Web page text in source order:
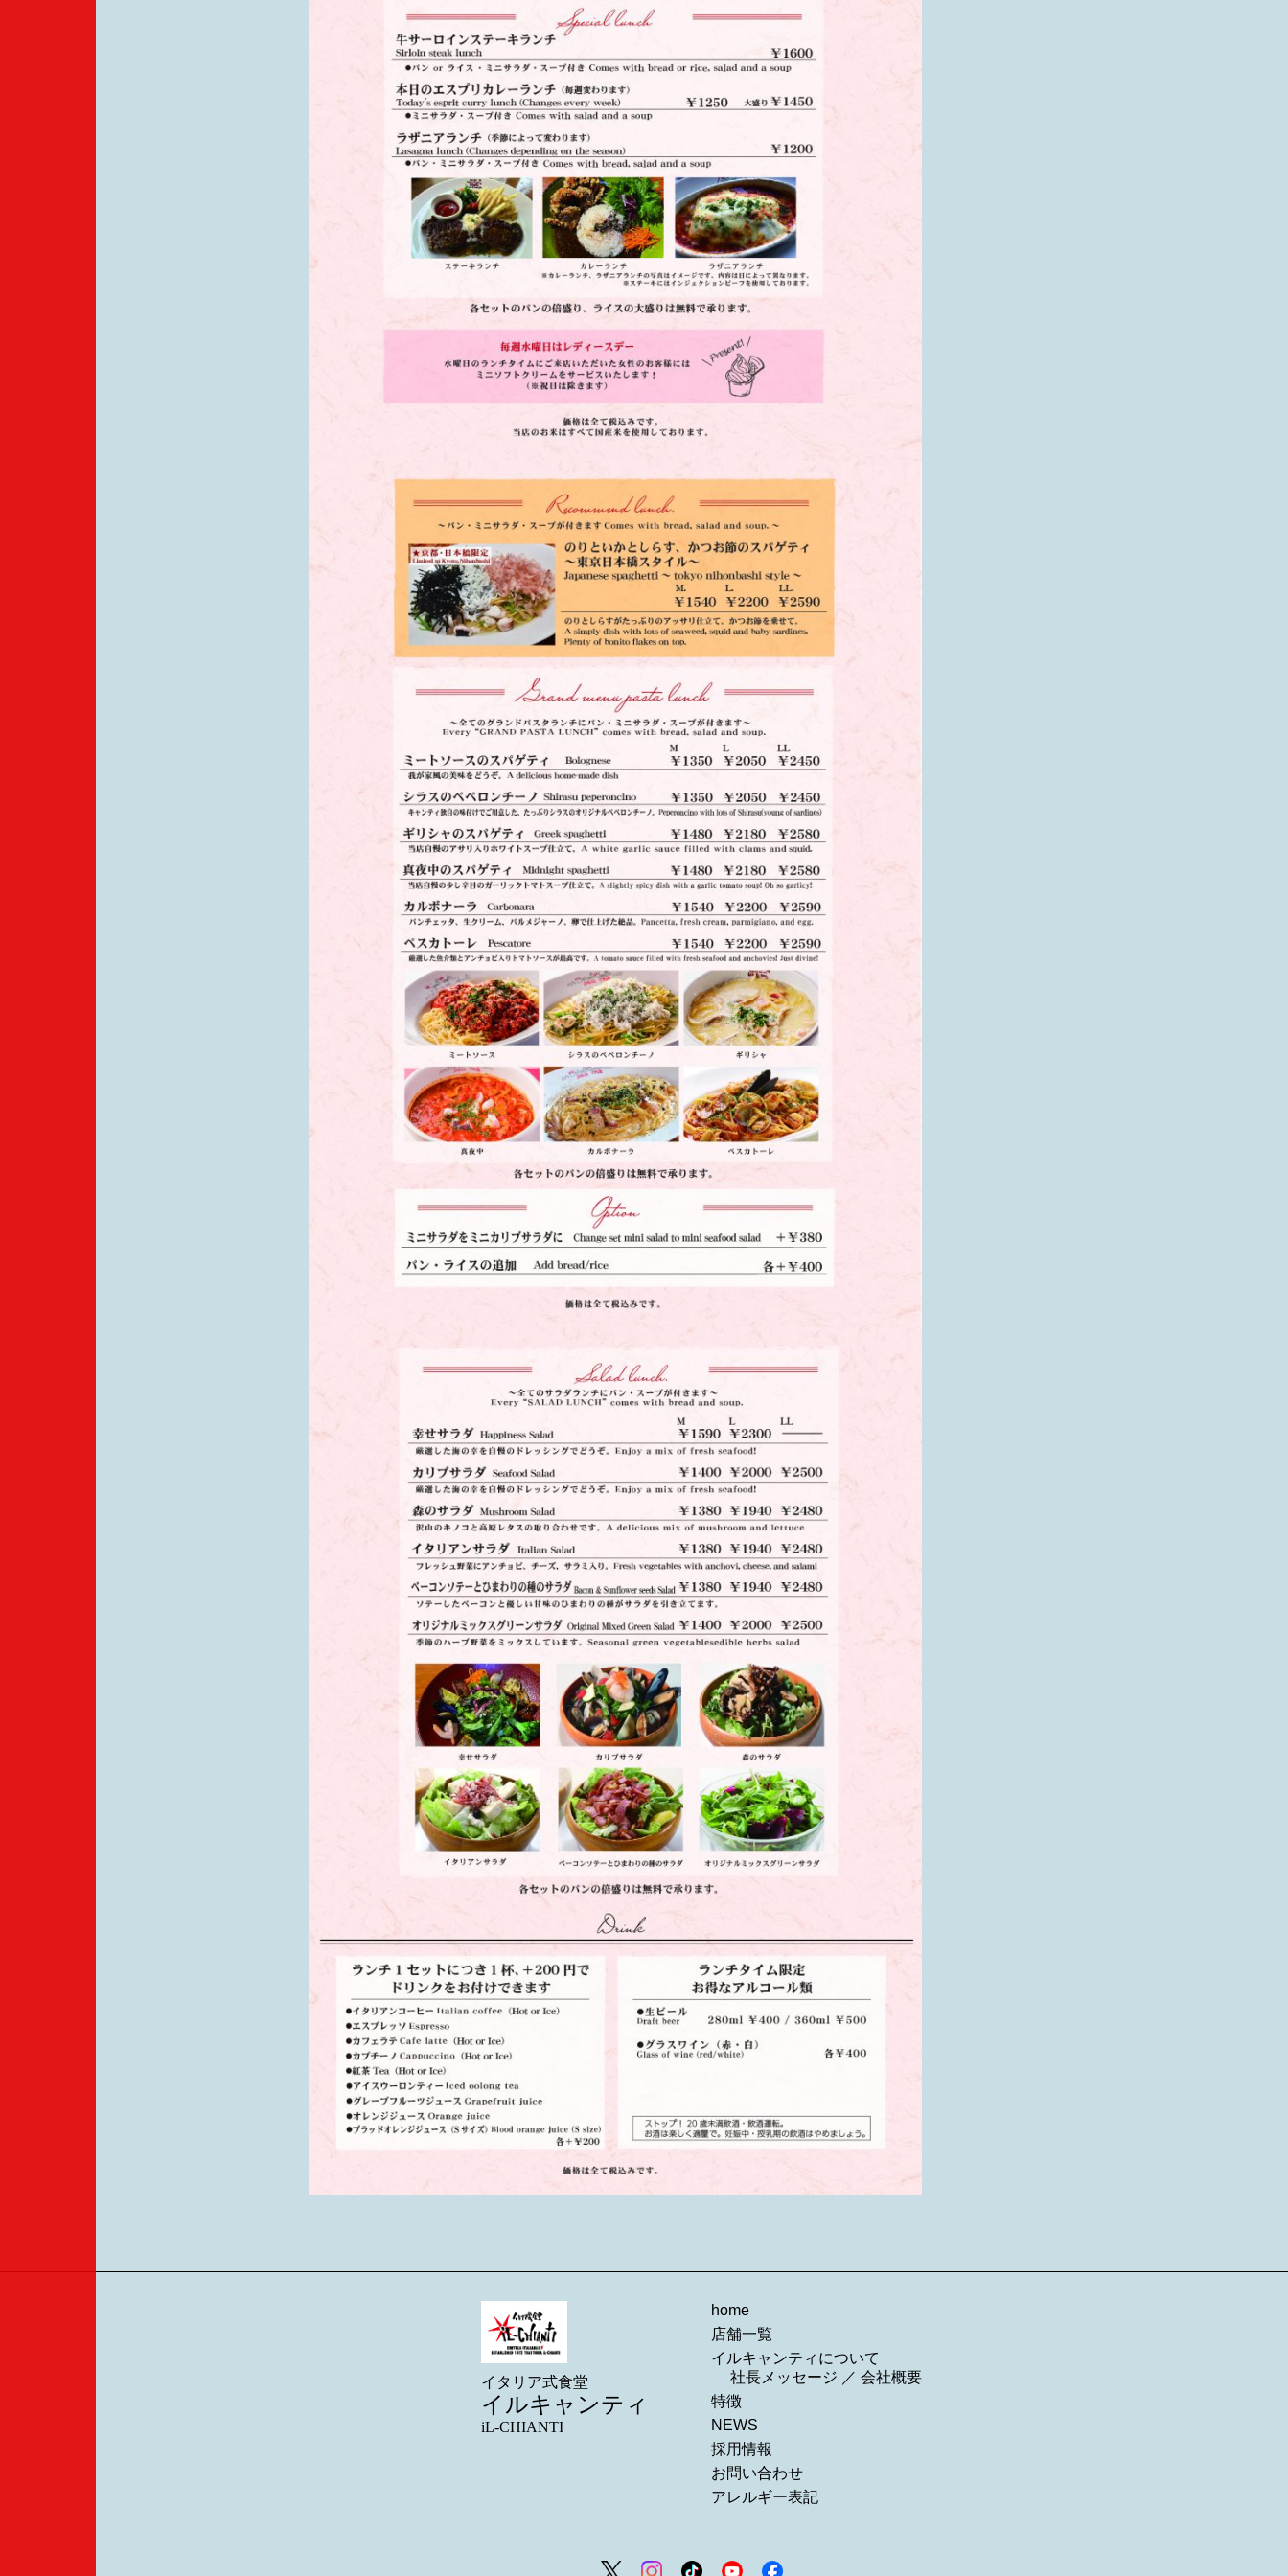
イタリア式食堂
イルキャンティ
iL-CHIANTI
home
店舗一覧
イルキャンティについて
社長メッセージ ／ 会社概要
特徴
NEWS
採用情報
お問い合わせ
アレルギー表記